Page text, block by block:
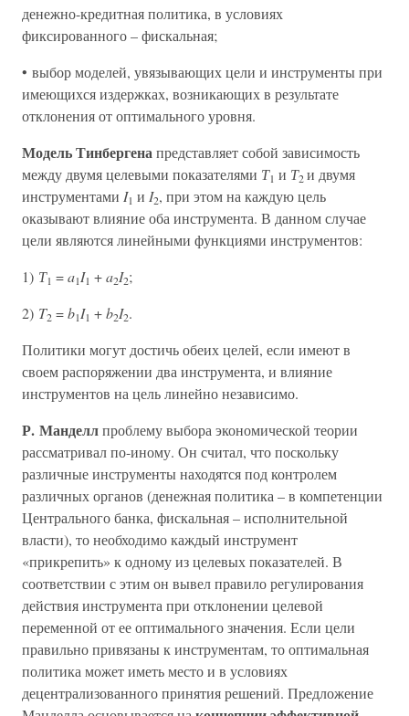
денежно-кредитная политика, в условиях
фиксированного – фискальная;
• выбор моделей, увязывающих цели и инструменты при
имеющихся издержках, возникающих в результате
отклонения от оптимального уровня.
Модель Тинбергенапредставляет собой зависимость
между двумя целевыми показателями Т1 и Т2и двумя
инструментами I1 и I2, при этом на каждую цель
оказывают влияние оба инструмента. В данном случае
цели являются линейными функциями инструментов:
1) Т1 =a1I1 +a2I2;
2) T2 =b1I1 +b2I2.
Политики могут достичь обеих целей, если имеют в
своем распоряжении два инструмента, и влияние
инструментов на цель линейно независимо.
Р. Манделлпроблему выбора экономической теории
рассматривал по-иному. Он считал, что поскольку
различные инструменты находятся под контролем
различных органов (денежная политика – в компетенции
Центрального банка, фискальная – исполнительной
власти), то необходимо каждый инструмент
«прикрепить» к одному из целевых показателей. В
соответствии с этим он вывел правило регулирования
действия инструмента при отклонении целевой
переменной от ее оптимального значения. Если цели
правильно привязаны к инструментам, то оптимальная
политика может иметь место и в условиях
децентрализованного принятия решений. Предложение